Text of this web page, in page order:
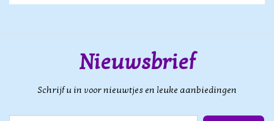
Nieuwsbrief
Schrijf u in voor nieuwtjes en leuke aanbiedingen